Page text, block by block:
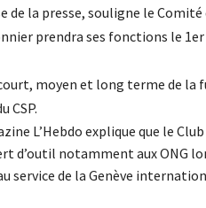
la presse, souligne le
prendra ses fonctions le
moyen et long terme de la
CSP.
L’Hebdo explique que le
d’outil notamment aux ONG
service de la Genève